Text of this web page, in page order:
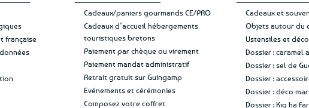
française
Cadeaux/paniers gourmands CE/PRO
Cadeaux d’accueil hébergements
touristiques bretons
Paiement par chèque ou virement
Paiement mandat administratif
Retrait gratuit sur Guingamp
Evénements et cérémonies
Composez votre coffret
Cadeaux et
Objets autour du
Ustensiles et
Dossier : caramel
Dossier : sel de
Dossier :
Dossier : déco
Dossier : Kig ha